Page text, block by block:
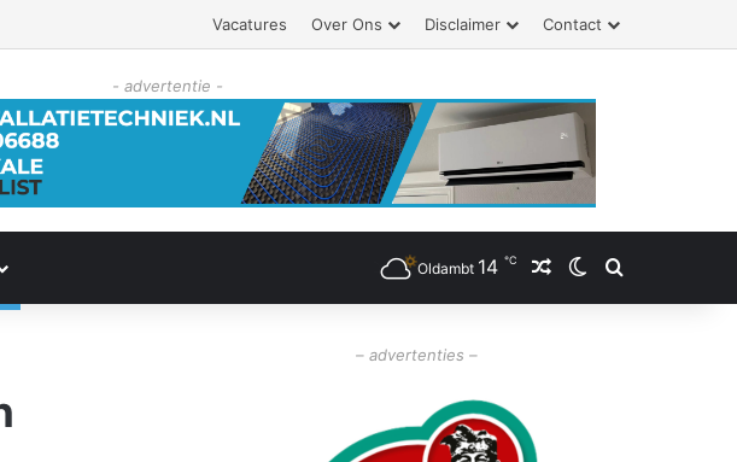
Vacatures Over Ons Disclaimer Contact
- advertentie -
Oldambt 14 ℃ Willekeurig artikel
Switch skin
– advertenties –